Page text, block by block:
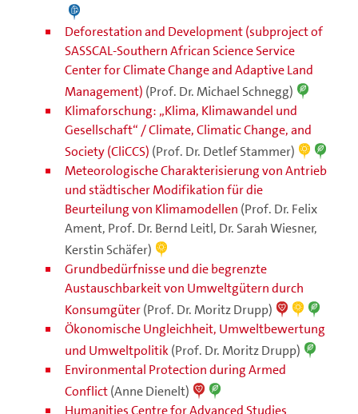
Deforestation and Development (subproject of
SASSCAL-Southern African Science Service
Center for Climate Change and Adaptive Land
Management) (Prof. Dr. Michael Schnegg)
Klimaforschung: „Klima, Klimawandel und
Gesellschaft“ / Climate, Climatic Change, and
Society (CliCCS) (Prof. Dr. Detlef Stammer)
Meteorologische Charakterisierung von Antrieb
und städtischer Modifikation für die
Beurteilung von Klimamodellen (Prof. Dr. Felix
Ament, Prof. Dr. Bernd Leitl, Dr. Sarah Wiesner,
Kerstin Schäfer)
Grundbedürfnisse und die begrenzte
Austauschbarkeit von Umweltgütern durch
Konsumgüter(Prof. Dr. Moritz Drupp)
Ökonomische Ungleichheit, Umweltbewertung
und Umweltpolitik(Prof. Dr. Moritz Drupp)
Environmental Protection during Armed
Conflict(Anne Dienelt)
Humanities Centre for Advanced Studies